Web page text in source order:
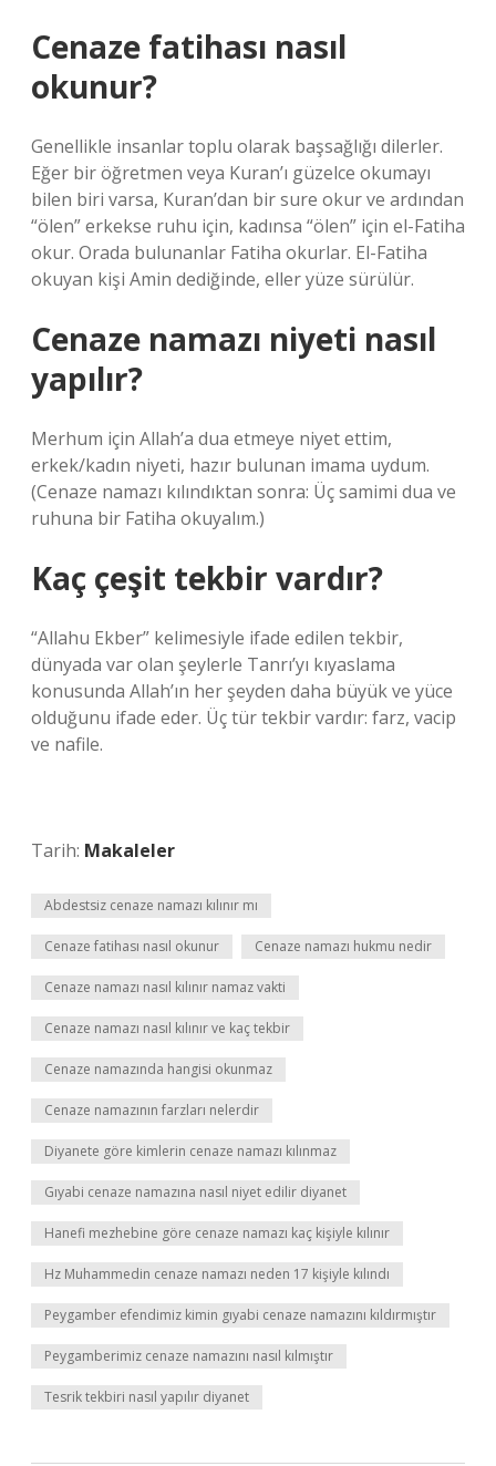
Cenaze fatihası nasıl
okunur?
Genellikle insanlar toplu olarak başsağlığı dilerler.
Eğer bir öğretmen veya Kuran’ı güzelce okumayı
bilen biri varsa, Kuran’dan bir sure okur ve ardından
“ölen” erkekse ruhu için, kadınsa “ölen” için el-Fatiha
okur. Orada bulunanlar Fatiha okurlar. El-Fatiha
okuyan kişi Amin dediğinde, eller yüze sürülür.
Cenaze namazı niyeti nasıl
yapılır?
Merhum için Allah’a dua etmeye niyet ettim,
erkek/kadın niyeti, hazır bulunan imama uydum.
(Cenaze namazı kılındıktan sonra: Üç samimi dua ve
ruhuna bir Fatiha okuyalım.)
Kaç çeşit tekbir vardır?
“Allahu Ekber” kelimesiyle ifade edilen tekbir,
dünyada var olan şeylerle Tanrı’yı ​​kıyaslama
konusunda Allah’ın her şeyden daha büyük ve yüce
olduğunu ifade eder. Üç tür tekbir vardır: farz, vacip
ve nafile.
Tarih: Makaleler
Abdestsiz cenaze namazı kılınır mı
Cenaze fatihası nasıl okunur Cenaze namazı hukmu nedir
Cenaze namazı nasıl kılınır namaz vakti
Cenaze namazı nasıl kılınır ve kaç tekbir
Cenaze namazında hangisi okunmaz
Cenaze namazının farzları nelerdir
Diyanete göre kimlerin cenaze namazı kılınmaz
Gıyabi cenaze namazına nasıl niyet edilir diyanet
Hanefi mezhebine göre cenaze namazı kaç kişiyle kılınır
Hz Muhammedin cenaze namazı neden 17 kişiyle kılındı
Peygamber efendimiz kimin gıyabi cenaze namazını kıldırmıştır
Peygamberimiz cenaze namazını nasıl kılmıştır
Tesrik tekbiri nasıl yapılır diyanet